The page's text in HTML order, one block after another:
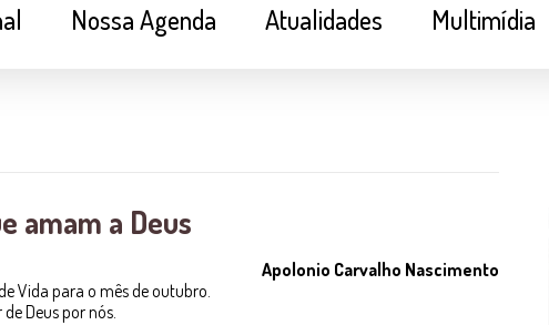
Nossa Agenda Atualidades Multimídia
amam a Deus
Apolonio Carvalho Nascimento
Vida para o mês de outubro.
Deus por nós.